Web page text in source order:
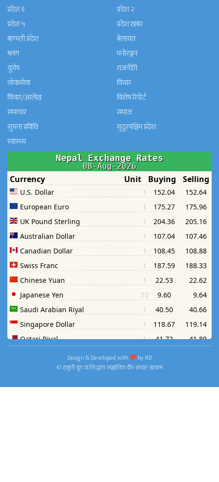
प्रदेश १
प्रदेश २
प्रदेश ५
प्रदेश खबर
बाग्मती प्रदेश
बेलायत
ब्लग
मनाेरञ्जन
यूरोप
राजनीति
लोकसेवा
विचार
विचार/आलेख
विशेष रिपोर्ट
समाचार
समाज
सुचना प्रविधि
सुदूरपश्चिम प्रदेश
स्वास्थ्य
Design & Developed with byRD
© ठकुरी ग्रुप प्रा.लि द्वारा सञ्चालित दीप संचार डटकम